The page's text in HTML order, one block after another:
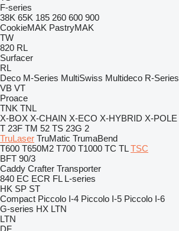
F-series
38K 65K 185 260 600 900
CookieMAK PastryMAK
TW
820 RL
Surfacer
RL
Deco M-Series MultiSwiss Multideco R-Series
VB VT
Proace
TNK TNL
X-BOX X-CHAIN X-ECO X-HYBRID X-POLE
T 23F TM 52 TS 23G 2
TruLaser TruMatic TrumaBend
T600 T650M2 T700 T1000 TC TL TSC
BFT 90/3
Caddy Crafter Transporter
840 EC ECR FL L-series
HK SP ST
Compact Piccolo I-4 Piccolo I-5 Piccolo I-6
G-series HX LTN
LTN
DF